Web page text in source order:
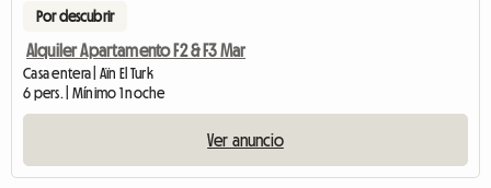
Por descubrir
Alquiler Apartamento F2 & F3 Mar
Casa entera | Aïn El Turk
6 pers. | Mínimo 1 noche
Ver anuncio